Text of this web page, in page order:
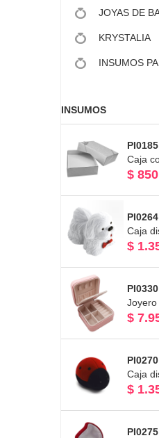
JOYAS DE
KRYSTALIA
INSUMOS
INSUMOS
PI0185
$ 850
PI0264
$
PI0330
$
PI0270
$
PI0275